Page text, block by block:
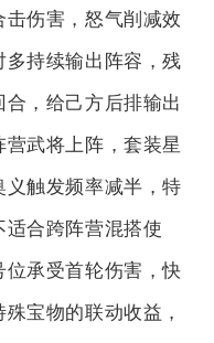
伤害，怒气削减效
持续输出阵容，残
，给己方后排输出
武将上阵，套装星
触发频率减半，特
合跨阵营混搭使
承受首轮伤害，快
宝物的联动收益，